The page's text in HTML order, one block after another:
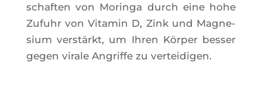
schaf­ten von Morin­ga durch eine hohe
Zufuhr von Vita­min D, Zink und Magne­
sium verstärkt, um Ihren Kör­per bes­ser
gegen virale Angriffe zu verteidigen.